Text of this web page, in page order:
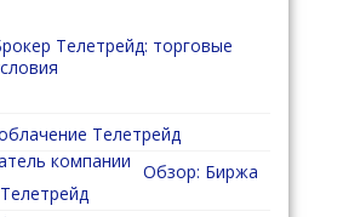
Телетрейд: торговые
Телетрейд
Обзор: Биржа